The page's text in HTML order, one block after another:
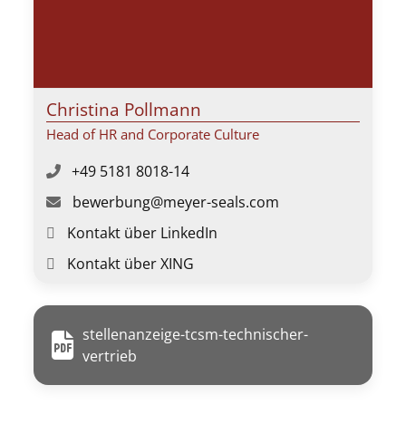
Christina Pollmann
Head of HR and Corporate Culture
+49 5181 8018-14
bewerbung@meyer-seals.com
Kontakt über LinkedIn
Kontakt über XING
stellenanzeige-tcsm-technischer-
vertrieb